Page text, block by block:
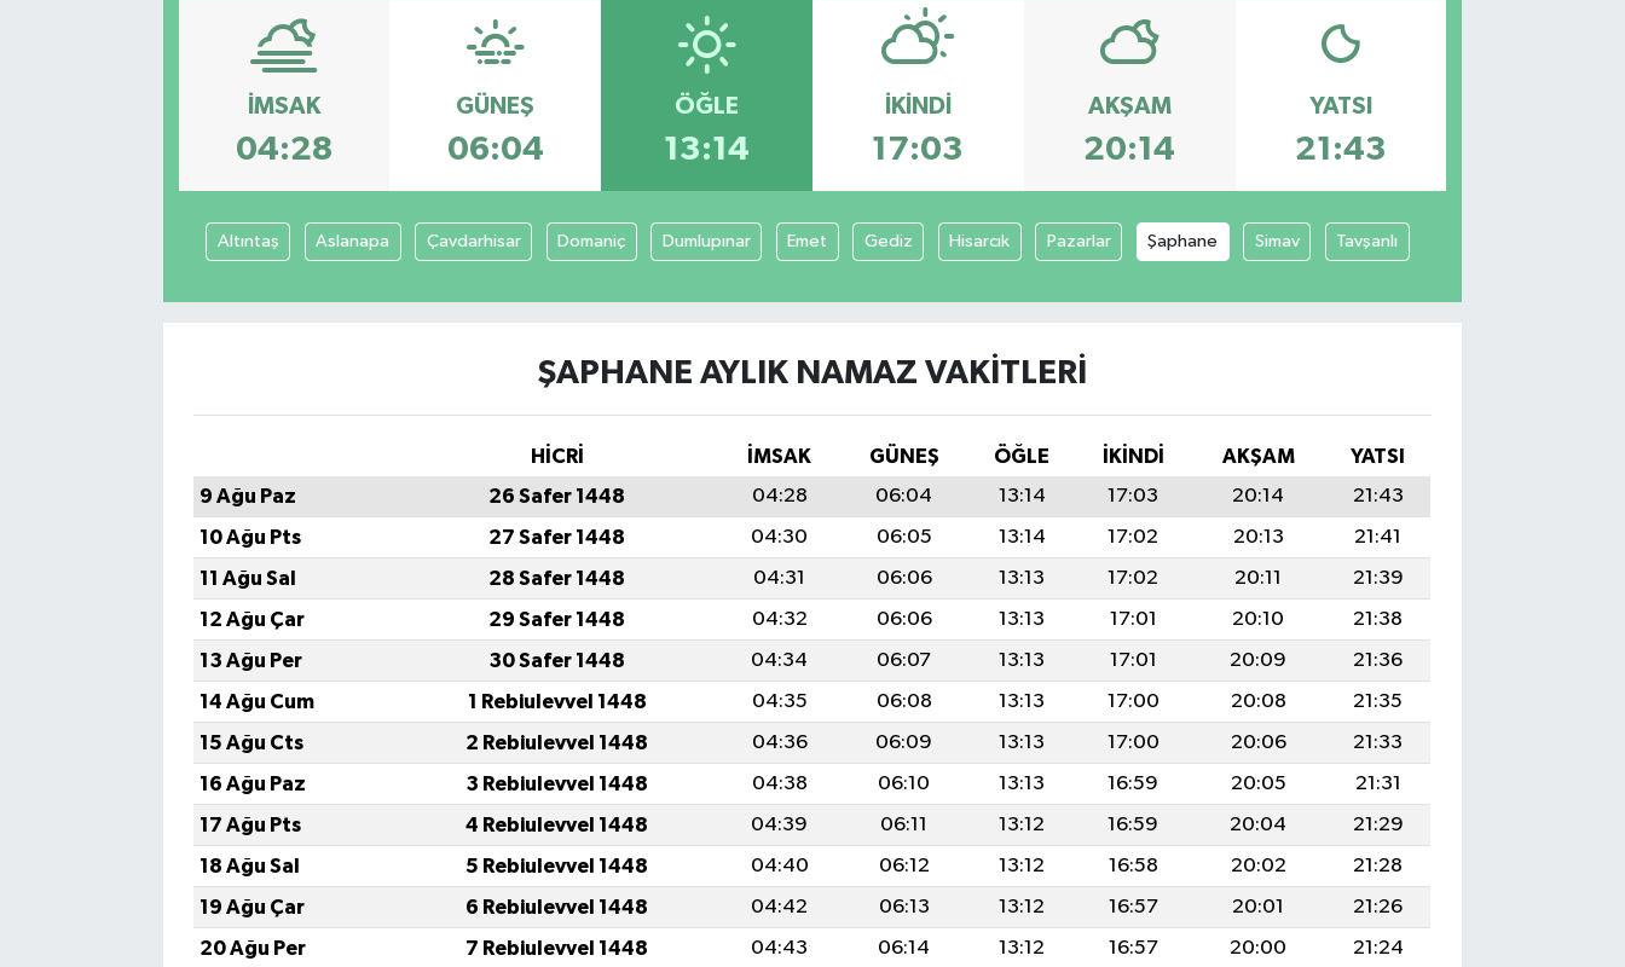
İMSAK
04:28
GÜNEŞ
06:04
ÖĞLE
13:14
İKINDI
17:03
AKŞAM
20:14
YATSI
21:43
Altıntaş Aslanapa Çavdarhisar Domaniç Dumlupınar Emet Gediz Hisarcık Pazarlar Şaphane Simav Tavşanlı
ŞAPHANE AYLIK NAMAZ VAKITLERI
HİCRİ İMSAK GÜNEŞ ÖĞLE İKINDI AKŞAM
YATSI
9 Ağu Paz
26 Safer 1448 04:28 06:04 13:14 17:03 20:14
21:43
10 Ağu Pts
27 Safer 1448 04:30 06:05 13:14 17:02 20:13
21:41
11 Ağu Sal
28 Safer 1448 04:31 06:06 13:13 17:02 20:11
21:39
12 Ağu Çar
29 Safer 1448 04:32 06:06 13:13 17:01 20:10
21:38
13 Ağu Per
30 Safer 1448 04:34 06:07 13:13 17:01 20:09
21:36
14 Ağu Cum
1 Rebiulevvel 1448 04:35 06:08 13:13 17:00 20:08
21:35
15 Ağu Cts
2 Rebiulevvel 1448 04:36 06:09 13:13 17:00 20:06
21:33
16 Ağu Paz
3 Rebiulevvel 1448 04:38 06:10 13:13 16:59 20:05
21:31
17 Ağu Pts
4 Rebiulevvel 1448 04:39 06:11 13:12 16:59 20:04
21:29
18 Ağu Sal
5 Rebiulevvel 1448 04:40 06:12 13:12 16:58 20:02
21:28
19 Ağu Çar
6 Rebiulevvel 1448 04:42 06:13 13:12 16:57 20:01
21:26
20 Ağu Per
7 Rebiulevvel 1448 04:43 06:14 13:12 16:57 20:00
21:24